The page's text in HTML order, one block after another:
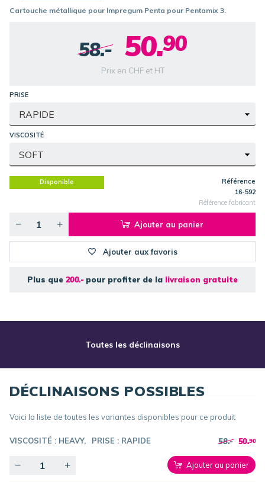
Cartouche métallique pour Impregum Penta pour Pentamix 3.
58.- 50.90
Prix en CHF et HT
PRISE
VISCOSITÉ
Disponible
Référence
16-592
Référence fabricant
Ajouter au panier
Ajouter aux favoris
Plus que 200.- pour profiter de la livraison gratuite
Toutes les déclinaisons
DÉCLINAISONS POSSIBLES
Voici la liste de toutes les variantes disponibles pour ce produit
VISCOSITÉ : HEAVY PRISE : RAPIDE 58.- 50.90
Quantity Ajouter au panier